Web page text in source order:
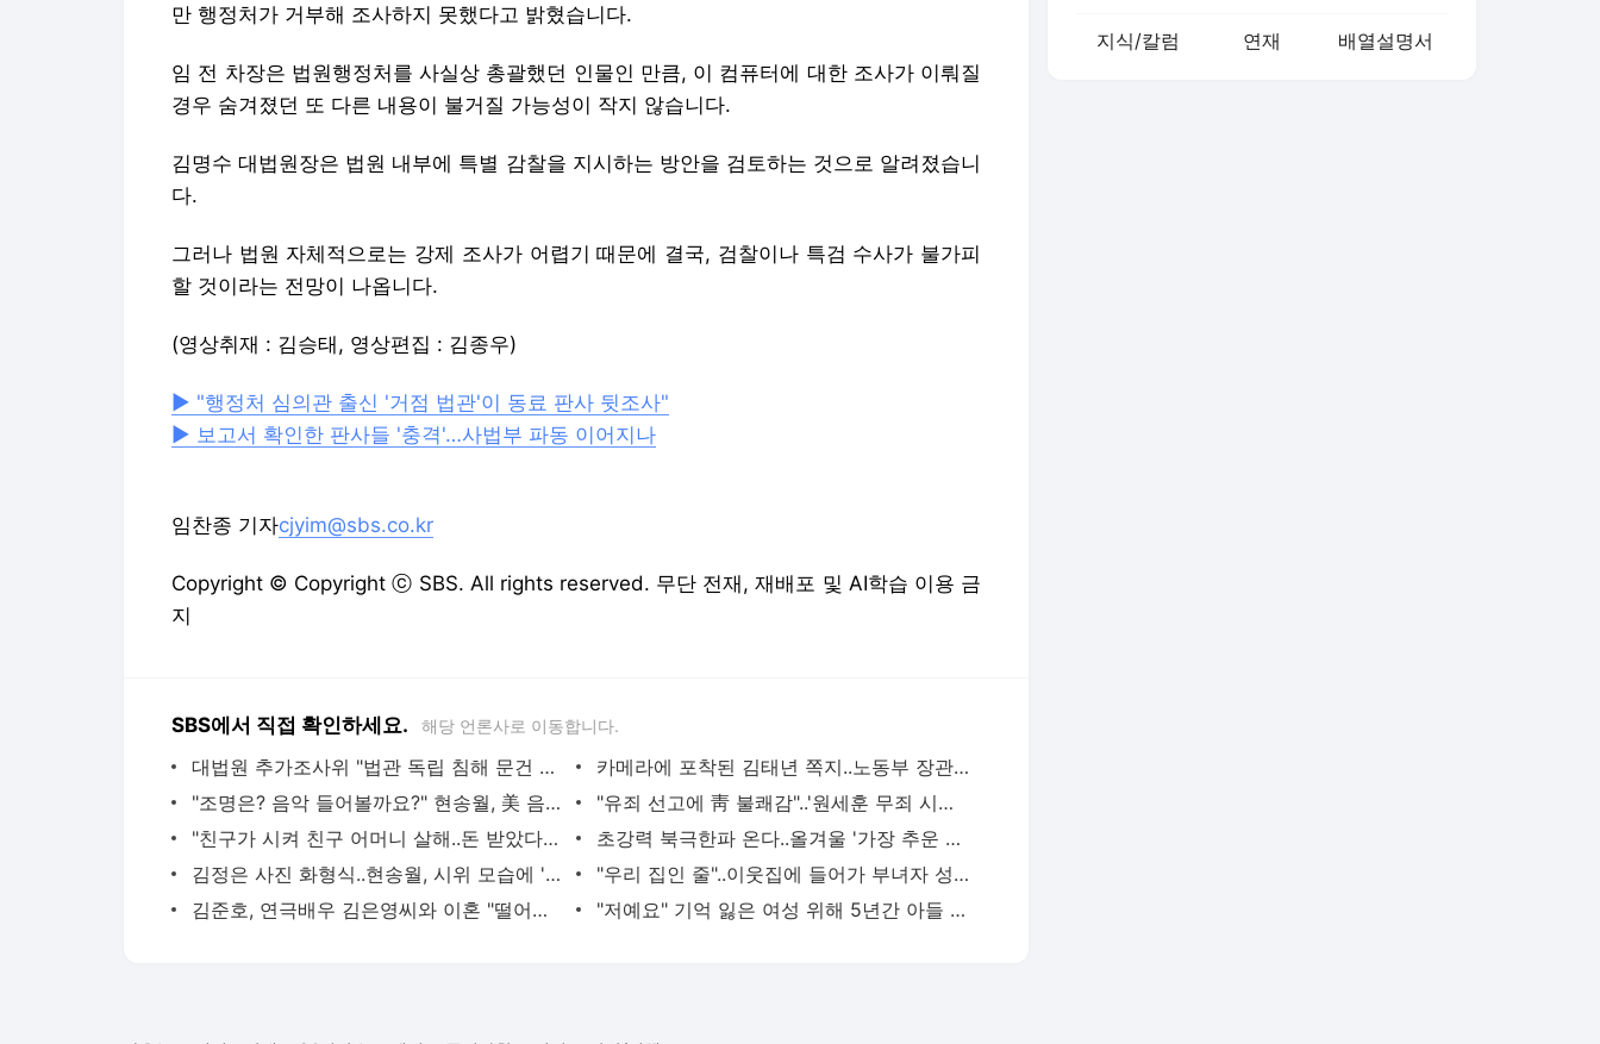
만 행정처가 거부해 조사하지 못했다고 밝혔습니다.
임 전 차장은 법원행정처를 사실상 총괄했던 인물인 만큼, 이 컴퓨터에 대한 조사가 이뤄질
경우 숨겨졌던 또 다른 내용이 불거질 가능성이 작지 않습니다.
김명수 대법원장은 법원 내부에 특별 감찰을 지시하는 방안을 검토하는 것으로 알려졌습니
다.
그러나 법원 자체적으로는 강제 조사가 어렵기 때문에 결국, 검찰이나 특검 수사가 불가피
할 것이라는 전망이 나옵니다.
(영상취재 : 김승태, 영상편집 : 김종우)
▶ "행정처 심의관 출신 '거점 법관'이 동료 판사 뒷조사"
▶ 보고서 확인한 판사들 '충격'…사법부 파동 이어지나
임찬종 기자cjyim@sbs.co.kr
Copyright © Copyright ⓒ SBS. All rights reserved. 무단 전재, 재배포 및 AI학습 이용 금
지
SBS에서 직접 확인하세요. 해당 언론사로 이동합니다.
대법원 추가조사위 "법관 독립 침해 문건 다수 발견"
카메라에 포착된 김태년 쪽지..노동부 장관에 전한 말은?
"조명은? 음악 들어볼까요?" 현송월, 美 음향장비 요청
"유죄 선고에 靑 불쾌감"..'원세훈 무죄 시나리오' 있었나?
"친구가 시켜 친구 어머니 살해..돈 받았다" 충격 진술
초강력 북극한파 온다..올겨울 '가장 추운 한 주'
김정은 사진 화형식..현송월, 시위 모습에 '굳은 표정'
"우리 집인 줄"..이웃집에 들어가 부녀자 성폭행 시도
김준호, 연극배우 김은영씨와 이혼 "떨어져 살다 보니 소원해져"
"저예요" 기억 잃은 여성 위해 5년간 아들 연기한 경찰
지식/칼럼 연재 배열설명서